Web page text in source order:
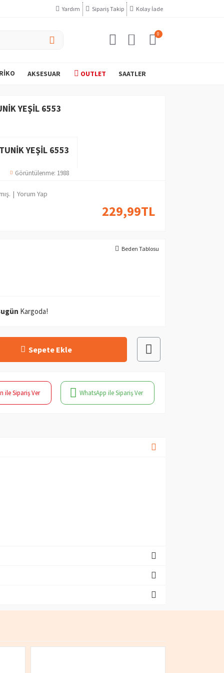
Yardım Sipariş Takip Kolay İade
0
AKSESUAR OUTLET SAATLER
YEŞIL 6553
YEŞIL 6553
Görüntülenme: 1988
| Yorum Yap
229,99TL
Sepete Ekle
Beden Tablosu
Kargoda!
ile Sipariş Ver WhatsApp ile Sipariş Ver